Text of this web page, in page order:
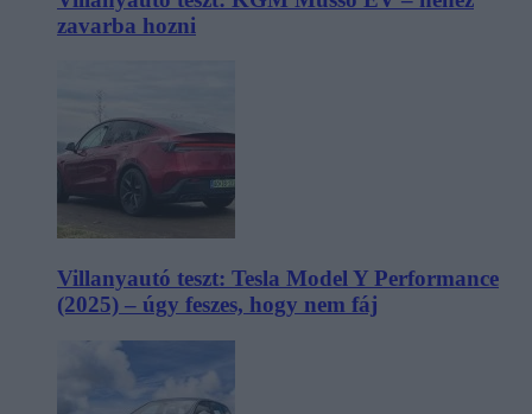
zavarba hozni
Villanyautó teszt: Tesla Model Y Performance
(2025) – úgy feszes, hogy nem fáj